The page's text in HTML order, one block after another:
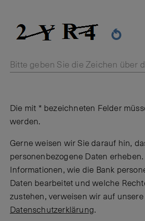
Bitte geben Sie die Zeichen über
Die mit * bezeichneten Felder
werden.
Gerne weisen wir Sie darauf hin,
personenbezogene Daten
Informationen, wie die Bank
Daten bearbeitet und welche
zustehen, verweisen wir auf unsere
Datenschutzerklärung.